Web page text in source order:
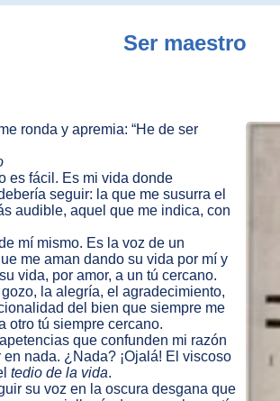
Ser maestro
ronda y apremia: “He de ser
es fácil. Es mi vida donde
seguir: la que me susurra el
audible, aquel que me indica, con
mí mismo. Es la voz de un
me aman dando su vida por mí y
vida, por amor, a un tú cercano.
la alegría, el agradecimiento,
del bien que siempre me
otro tú siempre cercano.
que confunden mi razón
nada. ¿Nada? ¡Ojalá! El viscoso
tedio de la vida.
su voz en la oscura desgana que